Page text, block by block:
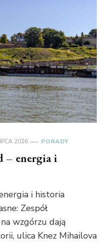
2026 PORADY
– energia i
i historia
Zespół
wzgórzu dają
ulica Knez Mihailova